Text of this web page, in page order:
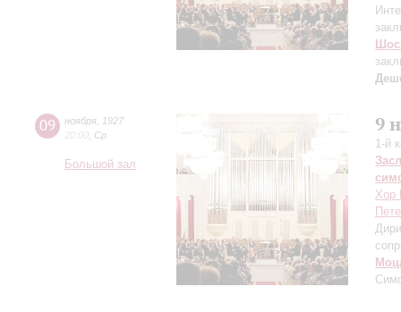
09 ноября
1927
20:00 Ср
Большой зал
9
1-й
Хор